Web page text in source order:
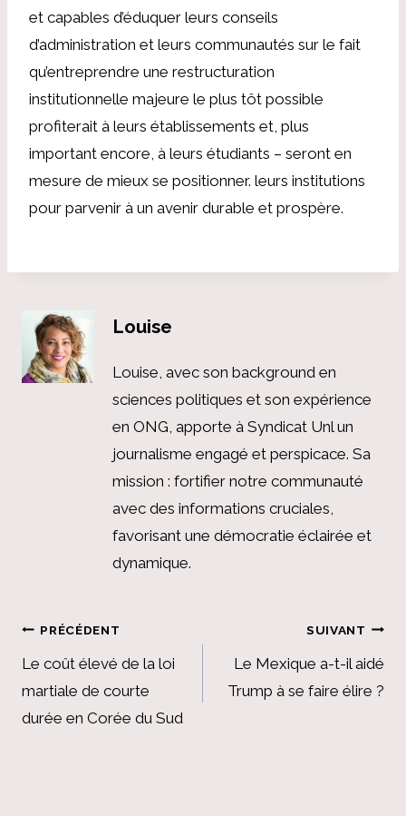
et capables d’éduquer leurs conseils
d’administration et leurs communautés sur le fait
qu’entreprendre une restructuration
institutionnelle majeure le plus tôt possible
profiterait à leurs établissements et, plus
important encore, à leurs étudiants – seront en
mesure de mieux se positionner. leurs institutions
pour parvenir à un avenir durable et prospère.
Louise
Louise, avec son background en
sciences politiques et son expérience
en ONG, apporte à Syndicat Unl un
journalisme engagé et perspicace. Sa
mission : fortifier notre communauté
avec des informations cruciales,
favorisant une démocratie éclairée et
dynamique.
Navigation
de
l’article
PRÉCÉDENT
Le coût élevé de la loi
martiale de courte
durée en Corée du Sud
SUIVANT
Le Mexique a-t-il aidé
Trump à se faire élire ?